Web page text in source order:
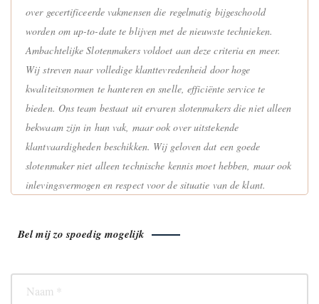
over gecertificeerde vakmensen die regelmatig bijgeschoold
worden om up-to-date te blijven met de nieuwste technieken.
Ambachtelijke Slotenmakers voldoet aan deze criteria en meer.
Wij streven naar volledige klanttevredenheid door hoge
kwaliteitsnormen te hanteren en snelle, efficiënte service te
bieden. Ons team bestaat uit ervaren slotenmakers die niet alleen
bekwaam zijn in hun vak, maar ook over uitstekende
klantvaardigheden beschikken. Wij geloven dat een goede
slotenmaker niet alleen technische kennis moet hebben, maar ook
inlevingsvermogen en respect voor de situatie van de klant.
Bel mij zo spoedig mogelijk